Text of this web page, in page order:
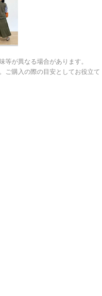
が異なる場合があります。
ご購入の際の目安としてお役立て